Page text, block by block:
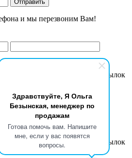
Здравствуйте, Я Ольга
Безынская, менеджер по
продажам
Готова помочь вам. Напишите
мне, если у вас появятся
вопросы.
и мы перезвоним Вам!
с "
согласие на получение рассылок
с "Политикой
согласие на получение рассылок